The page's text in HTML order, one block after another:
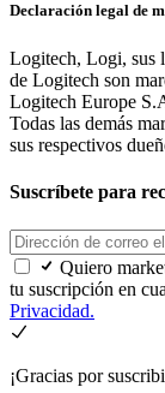
Declaración legal de
Logitech, Logi, sus
de Logitech son
Logitech Europe
Todas las demás
sus respectivos
Suscríbete para
Quiero
tu suscripción en
Privacidad.
¡Gracias por